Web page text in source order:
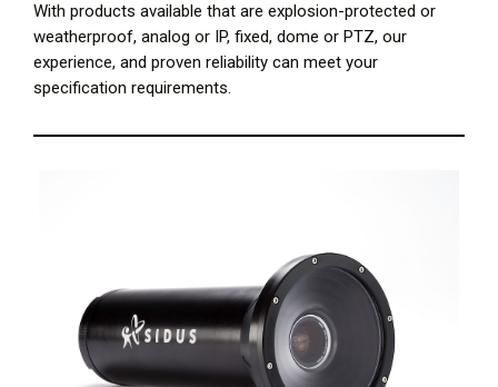
With products available that are explosion-protected or
weatherproof, analog or IP, fixed, dome or PTZ, our
experience, and proven reliability can meet your
specification requirements.